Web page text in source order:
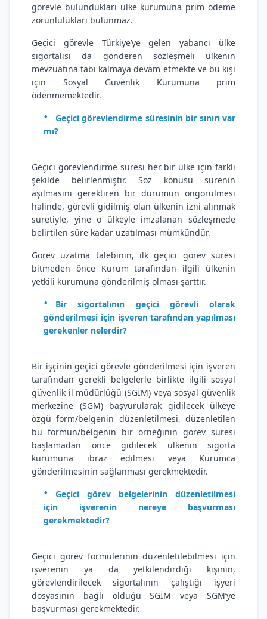
görevle bulundukları ülke kurumuna prim ödeme
zorunlulukları bulunmaz.
Geçici görevle Türkiye’ye gelen yabancı ülke
sigortalısı da gönderen sözleşmeli ülkenin
mevzuatına tabi kalmaya devam etmekte ve bu kişi
için Sosyal Güvenlik Kurumuna prim
ödenmemektedir.
Geçici görevlendirme süresinin bir sınırı var
mı?
Geçici görevlendirme süresi her bir ülke için farklı
şekilde belirlenmiştir. Söz konusu sürenin
aşılmasını gerektiren bir durumun öngörülmesi
halinde, görevli gidilmiş olan ülkenin izni alınmak
suretiyle, yine o ülkeyle imzalanan sözleşmede
belirtilen süre kadar uzatılması mümkündür.
Görev uzatma talebinin, ilk geçici görev süresi
bitmeden önce Kurum tarafından ilgili ülkenin
yetkili kurumuna gönderilmiş olması şarttır.
Bir sigortalının geçici görevli olarak
gönderilmesi için işveren tarafından yapılması
gerekenler nelerdir?
Bir işçinin geçici görevle gönderilmesi için işveren
tarafından gerekli belgelerle birlikte ilgili sosyal
güvenlik il müdürlüğü (SGİM) veya sosyal güvenlik
merkezine (SGM) başvurularak gidilecek ülkeye
özgü form/belgenin düzenletilmesi, düzenletilen
bu formun/belgenin bir örneğinin görev süresi
başlamadan önce gidilecek ülkenin sigorta
kurumuna ibraz edilmesi veya Kurumca
gönderilmesinin sağlanması gerekmektedir.
Geçici görev belgelerinin düzenletilmesi
için işverenin nereye başvurması
gerekmektedir?
Geçici görev formülerinin düzenletilebilmesi için
işverenin ya da yetkilendirdiği kişinin,
görevlendirilecek sigortalının çalıştığı işyeri
dosyasının bağlı olduğu SGİM veya SGM’ye
başvurması gerekmektedir.